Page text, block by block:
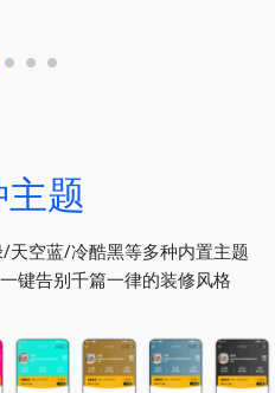
题
空蓝/冷酷黑等多种内置主题
键告别千篇一律的装修风格